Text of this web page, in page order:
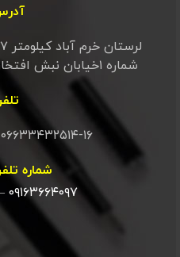
شماره ۱خیابان نبش افتخار ۶ سپهران مهان برچسب
۰۶۶۳۳۴۳۲۵۱۴-۱۶ داخلی ۱۰۱-۱۰۲-۱۰۳
شماره
۰۹۱۶۳۶۶۴۰۹۷